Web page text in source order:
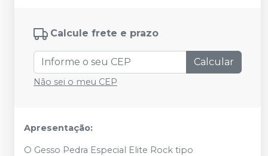
Calcule frete e prazo
Calcular
Não sei o meu CEP
Apresentação:
O Gesso Pedra Especial Elite Rock tipo